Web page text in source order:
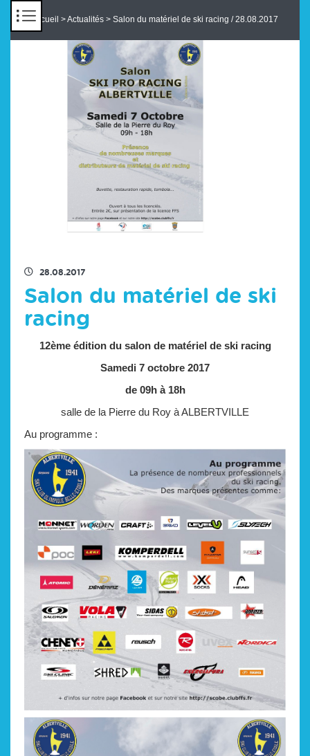
Accueil >Actualités > Salon du matériel de ski racing / 28.08.2017
28.08.2017
Salon du matériel de ski
racing
12ème édition du salon de matériel de ski racing
Samedi 7 octobre 2017
de 09h à 18h
salle de la Pierre du Roy à ALBERTVILLE
Au programme :